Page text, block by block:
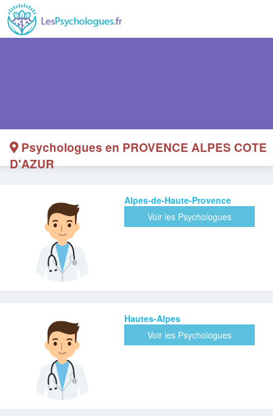
Psychologues en PROVENCE ALPES COTE
D'AZUR
Alpes-de-Haute-Provence
Voir les Psychologues
Hautes-Alpes
Voir les Psychologues